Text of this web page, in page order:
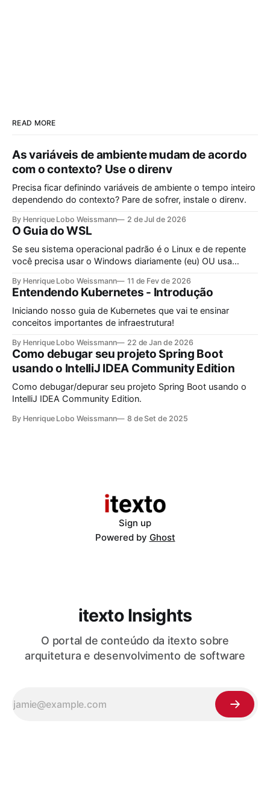
READ MORE
As variáveis de ambiente mudam de acordo
com o contexto? Use o direnv
Precisa ficar definindo variáveis de ambiente o tempo inteiro
dependendo do contexto? Pare de sofrer, instale o direnv.
By Henrique Lobo Weissmann 2 de Jul de 2026
O Guia do WSL
Se seu sistema operacional padrão é o Linux e de repente
você precisa usar o Windows diariamente (eu) OU usa
ambiente de desenvolvimento, este guia é pra você.
By Henrique Lobo Weissmann 11 de Fev de 2026
Entendendo Kubernetes - Introdução
Iniciando nosso guia de Kubernetes que vai te ensinar
conceitos importantes de infraestrutura!
By Henrique Lobo Weissmann 22 de Jan de 2026
Como debugar seu projeto Spring Boot
usando o IntelliJ IDEA Community Edition
Como debugar/depurar seu projeto Spring Boot usando o
IntelliJ IDEA Community Edition.
By Henrique Lobo Weissmann 8 de Set de 2025
Sign up
Powered by Ghost
itexto Insights
O portal de conteúdo da itexto sobre
arquitetura e desenvolvimento de software